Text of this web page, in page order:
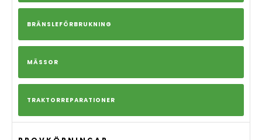
BRÄNSLEFÖRBRUKNING
MÄSSOR
TRAKTORREPARATIONER